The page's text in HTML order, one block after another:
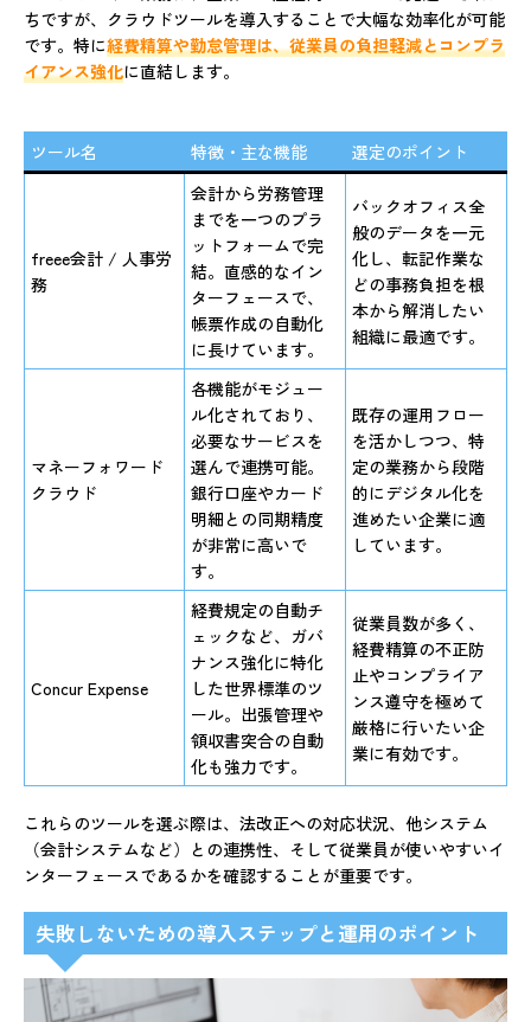
ちですが、クラウドツールを導入することで大幅な効率化が可能
です。特に経費精算や勤怠管理は、従業員の負担軽減とコンプラ
イアンス強化に直結します。
ツール名 特徴・主な機能 選定のポイント
freee会計 / 人事労
務
会計から労務管理
までを一つのプラ
ットフォームで完
結。直感的なイン
ターフェースで、
帳票作成の自動化
に長けています。
バックオフィス全
般のデータを一元
化し、転記作業な
どの事務負担を根
本から解消したい
組織に最適です。
マネーフォワード
クラウド
各機能がモジュー
ル化されており、
必要なサービスを
選んで連携可能。
銀行口座やカード
明細との同期精度
が非常に高いで
す。
既存の運用フロー
を活かしつつ、特
定の業務から段階
的にデジタル化を
進めたい企業に適
しています。
Concur Expense
経費規定の自動チ
ェックなど、ガバ
ナンス強化に特化
した世界標準のツ
ール。出張管理や
領収書突合の自動
化も強力です。
従業員数が多く、
経費精算の不正防
止やコンプライア
ンス遵守を極めて
厳格に行いたい企
業に有効です。
これらのツールを選ぶ際は、法改正への対応状況、他システム
（会計システムなど）との連携性、そして従業員が使いやすいイ
ンターフェースであるかを確認することが重要です。
失敗しないための導入ステップと運用のポイント